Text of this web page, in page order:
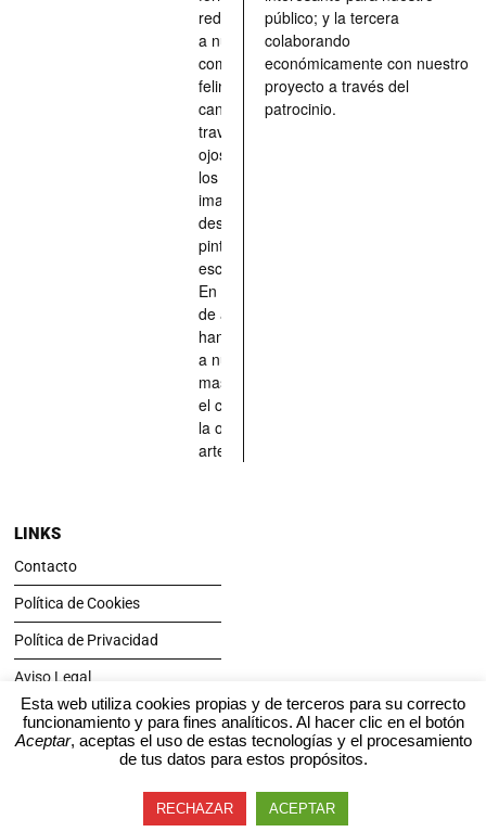
redescubrir
a nuestros
compañeros
felinos y
caninos a
través de los
ojos quienes
los han
imaginado,
descrito,
pintado,
esculpido...
En definitiva,
de aquellos
han situado
a nuestras
mascotas en
el centro de
la obra de
arte.
público; y la tercera
colaborando
económicamente con nuestro
proyecto a través del
patrocinio.
LINKS
Contacto
Política de Cookies
Política de Privacidad
Aviso Legal
SÍGUENOS
Esta web utiliza cookies propias y de terceros para su correcto
funcionamiento y para fines analíticos. Al hacer clic en el botón
Aceptar, aceptas el uso de estas tecnologías y el procesamiento
de tus datos para estos propósitos.
RECHAZAR ACEPTAR